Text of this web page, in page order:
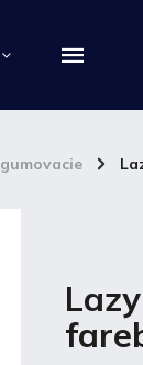
gumovacie /